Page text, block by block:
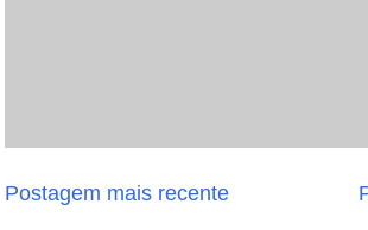
Postagem mais recente